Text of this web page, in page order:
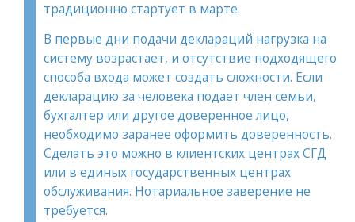
традиционно стартует в марте.
В первые дни подачи деклараций нагрузка на
систему возрастает, и отсутствие подходящего
способа входа может создать сложности. Если
декларацию за человека подает член семьи,
бухгалтер или другое доверенное лицо,
необходимо заранее оформить доверенность.
Сделать это можно в клиентских центрах СГД
или в единых государственных центрах
обслуживания. Нотариальное заверение не
требуется.